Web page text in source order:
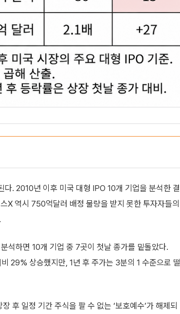
. 2010년 이후 미국 대형 IPO 10개 기업을 분석한 결
X 역시 750억달러 배정 물량을 받지 못한 투자자들의
석하면 10개 기업 중 7곳이 첫날 종가를 밑돌았다.
29% 상승했지만, 1년 후 주가는 3분의 1 수준으로 떨
후 일정 기간 주식을 팔 수 없는 ‘보호예수’가 해제되